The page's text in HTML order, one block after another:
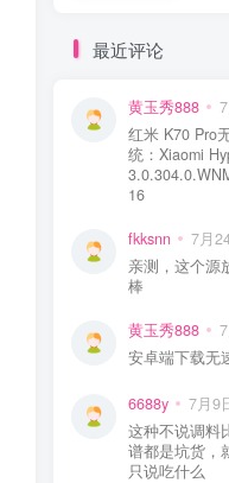
最近评论
黄玉秀888
红米 K70 Pro
统：Xiaomi
16
fkksnn 7月
亲测，这个源
棒
黄玉秀888
安卓端下载无
6688y 7月9
这种不说调料
谱都是坑货，
只说吃什么